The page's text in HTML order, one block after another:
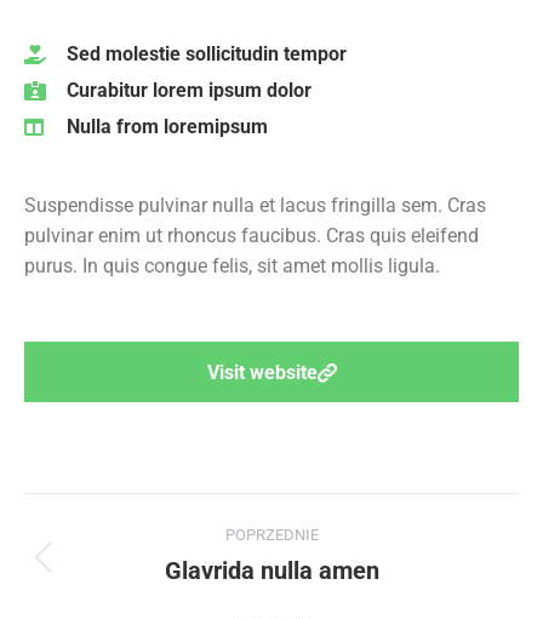
Sed molestie sollicitudin tempor
Curabitur lorem ipsum dolor
Nulla from loremipsum
Suspendisse pulvinar nulla et lacus fringilla sem. Cras
pulvinar enim ut rhoncus faucibus. Cras quis eleifend
purus. In quis congue felis, sit amet mollis ligula.
Visit website
POPRZEDNIE
Glavrida nulla amen